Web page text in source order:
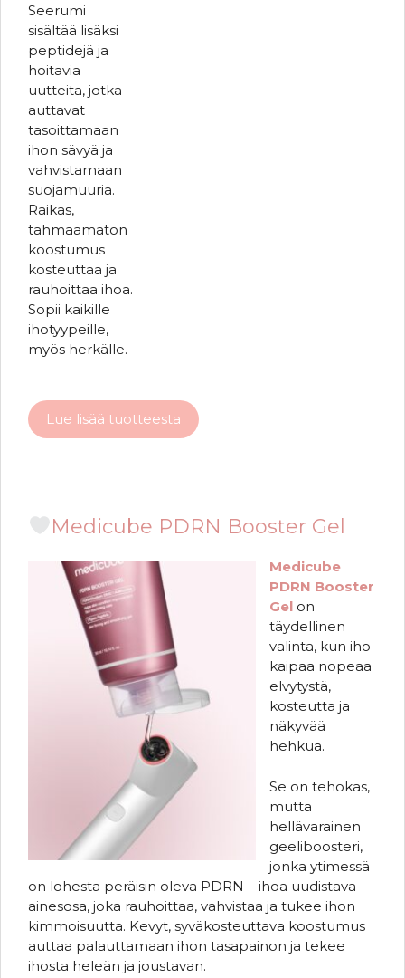
Seerumi
sisältää lisäksi
peptidejä ja
hoitavia
uutteita, jotka
auttavat
tasoittamaan
ihon sävyä ja
vahvistamaan
suojamuuria.
Raikas,
tahmaamaton
koostumus
kosteuttaa ja
rauhoittaa ihoa.
Sopii kaikille
ihotyypeille,
myös herkälle.
Lue lisää tuotteesta
Medicube PDRN Booster Gel
Medicube
PDRN Booster
Gel on
täydellinen
valinta, kun iho
kaipaa nopeaa
elvytystä,
kosteutta ja
näkyvää
hehkua.
Se on tehokas,
mutta
hellävarainen
geeliboosteri,
jonka ytimessä
on lohesta peräisin oleva PDRN – ihoa uudistava
ainesosa, joka rauhoittaa, vahvistaa ja tukee ihon
kimmoisuutta. Kevyt, syväkosteuttava koostumus
auttaa palauttamaan ihon tasapainon ja tekee
ihosta heleän ja joustavan.